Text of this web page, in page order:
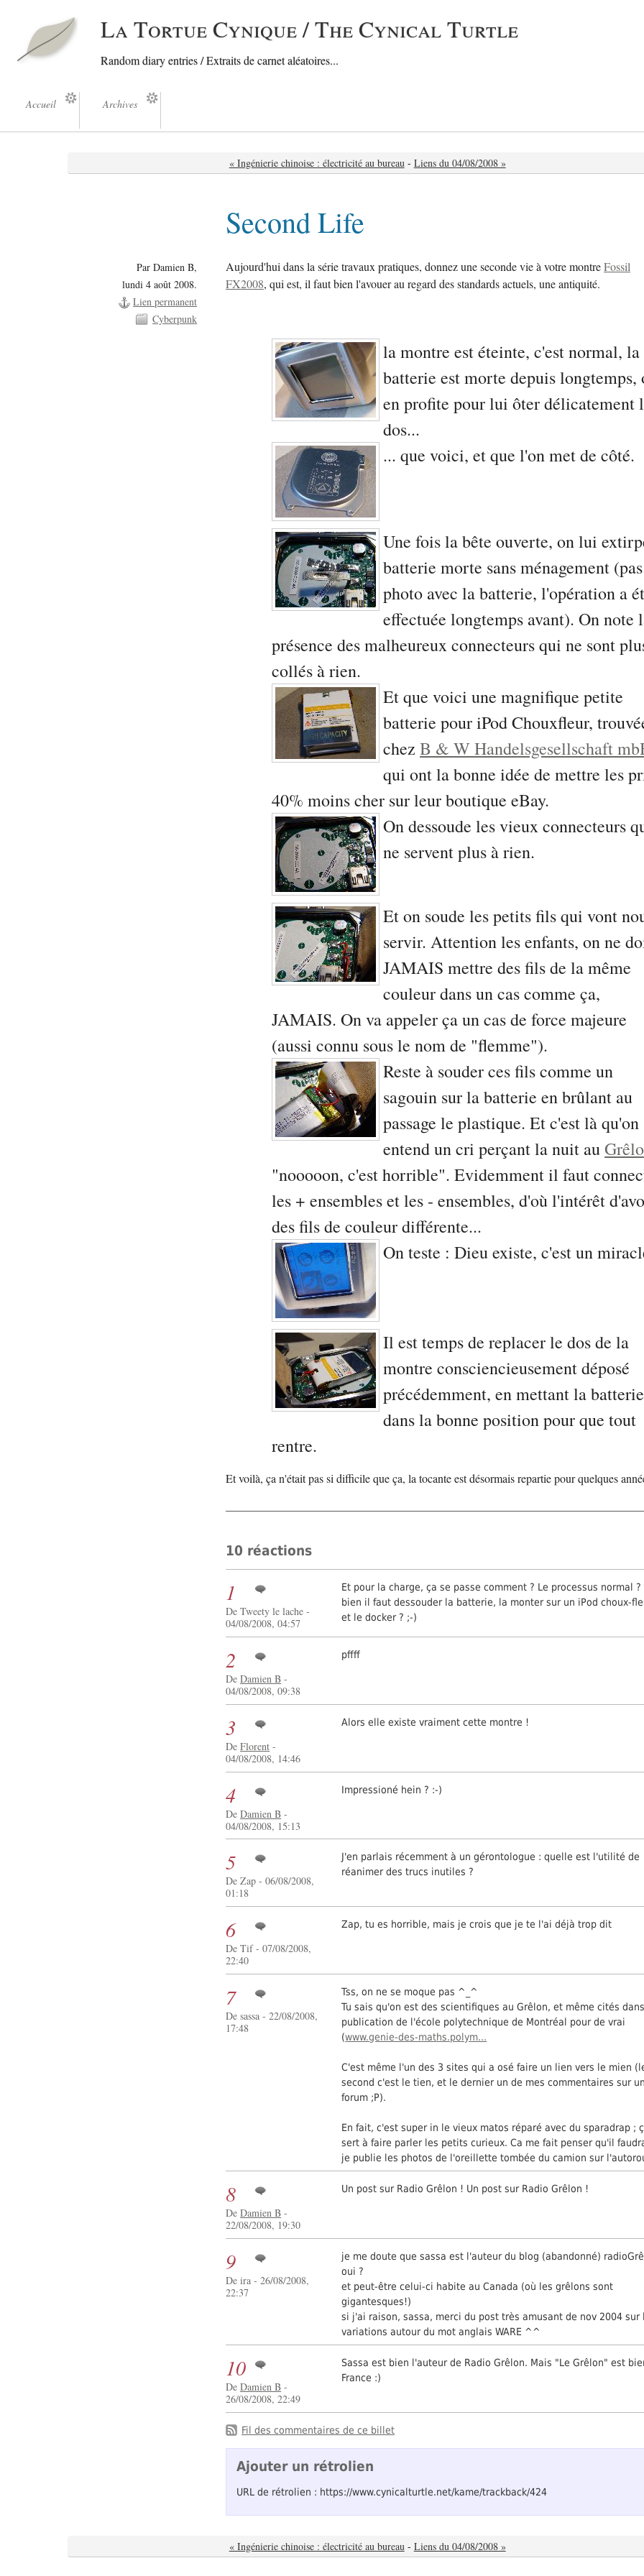
La Tortue Cynique / The Cynical Turtle
Random diary entries / Extraits de carnet aléatoires...
Accueil Archives
« Ingénierie chinoise : électricité au bureau - Liens du 04/08/2008 »
Second Life
Par Damien B,
lundi 4 août 2008.
Lien permanent
Cyberpunk
Aujourd'hui dans la série travaux pratiques, donnez une seconde vie à votre montreFossil
FX2008, qui est, il faut bien l'avouer au regard des standards actuels, une antiquité.
la montre est éteinte, c'est normal, la
batterie est morte depuis longtemps,
en profite pour lui ôter délicatement
dos...
... que voici, et que l'on met de côté.
Une fois la bête ouverte, on lui
batterie morte sans ménagement
photo avec la batterie, l'opération a
effectuée longtemps avant). On note
présence des malheureux connecteurs qui ne sont
collés à rien.
Et que voici une magnifique petite
batterie pour iPod Chouxfleur,
chezB & W Handelsgesellschaft
qui ont la bonne idée de mettre les
40% moins cher sur leur boutique eBay.
On dessoude les vieux connecteurs
ne servent plus à rien.
Et on soude les petits fils qui vont
servir. Attention les enfants, on ne
JAMAIS mettre des fils de la même
couleur dans un cas comme ça,
JAMAIS. On va appeler ça un cas de force majeure
(aussi connu sous le nom de "flemme").
Reste à souder ces fils comme un
sagouin sur la batterie en brûlant au
passage le plastique. Et c'est là qu'on
entend un cri perçant la nuit au
"nooooon, c'est horrible". Evidemment il faut
les + ensembles et les - ensembles, d'où l'intérêt
des fils de couleur différente...
On teste : Dieu existe, c'est un
Il est temps de replacer le dos de la
montre consciencieusement déposé
précédemment, en mettant la batterie
dans la bonne position pour que tout
rentre.
Et voilà, ça n'était pas si difficile que ça, la tocante est désormais repartie pour quelques
10 réactions
1
De Tweety le lache -
04/08/2008, 04:57
Et pour la charge, ça se passe comment ? Le processus normal ?
bien il faut dessouder la batterie, la monter sur un iPod choux-
et le docker ? ;-)
2
DeDamien B -
04/08/2008, 09:38
pffff
3
DeFlorent -
04/08/2008, 14:46
Alors elle existe vraiment cette montre !
4
DeDamien B -
04/08/2008, 15:13
Impressioné hein ? :-)
5
De Zap - 06/08/2008,
01:18
J'en parlais récemment à un gérontologue : quelle est l'utilité de
réanimer des trucs inutiles ?
6
De Tif - 07/08/2008,
22:40
Zap, tu es horrible, mais je crois que je te l'ai déjà trop dit
7
De sassa - 22/08/2008,
17:48
Tss, on ne se moque pas ^_^
Tu sais qu'on est des scientifiques au Grêlon, et même cités
publication de l'école polytechnique de Montréal pour de vrai
(www.genie-des-maths.polym...
C'est même l'un des 3 sites qui a osé faire un lien vers le mien
second c'est le tien, et le dernier un de mes commentaires sur un
forum ;P).
En fait, c'est super in le vieux matos réparé avec du sparadrap ;
sert à faire parler les petits curieux. Ca me fait penser qu'il
je publie les photos de l'oreillette tombée du camion sur
8
DeDamien B -
22/08/2008, 19:30
Un post sur Radio Grêlon ! Un post sur Radio Grêlon !
9
De ira - 26/08/2008,
22:37
je me doute que sassa est l'auteur du blog (abandonné)
oui ?
et peut-être celui-ci habite au Canada (où les grêlons sont
gigantesques!)
si j'ai raison, sassa, merci du post très amusant de nov 2004 sur
variations autour du mot anglais WARE ^^
10
DeDamien B -
26/08/2008, 22:49
Sassa est bien l'auteur de Radio Grêlon. Mais "Le Grêlon" est
France :)
Fil des commentaires de ce billet
Ajouter un rétrolien
URL de rétrolien : https://www.cynicalturtle.net/kame/trackback/424
« Ingénierie chinoise : électricité au bureau - Liens du 04/08/2008 »